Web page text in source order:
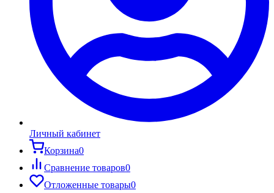
Личный кабинет
Корзина0
Сравнение товаров0
Отложенные товары0